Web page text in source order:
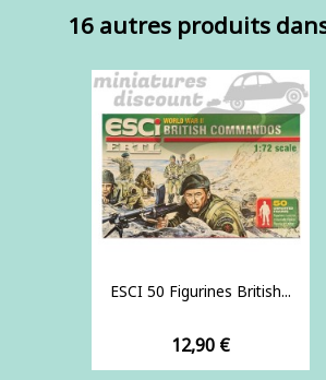
16 autres produits
ESCI 50 Figurines British...
Prix
12,90 €